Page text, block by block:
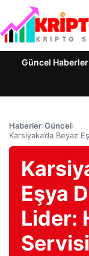
Güncel Haberler
Haberler›Güncel›
Karsiyaka’da Beyaz
Eşya
Lider:
Servisi